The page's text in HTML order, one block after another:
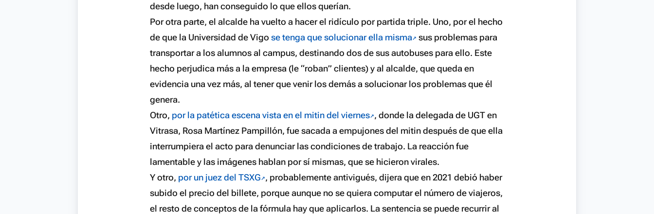
desde luego, han conseguido lo que ellos querían.
Por otra parte, el alcalde ha vuelto a hacer el ridículo por partida triple. Uno, por el hecho
de que la Universidad de Vigo se tenga que solucionar ella misma
sus problemas para
transportar a los alumnos al campus, destinando dos de sus autobuses para ello. Este
hecho perjudica más a la empresa (le “roban” clientes) y al alcalde, que queda en
evidencia una vez más, al tener que venir los demás a solucionar los problemas que él
genera.
Otro, por la patética escena vista en el mitin del viernes , donde la delegada de UGT en
Vitrasa, Rosa Martínez Pampillón, fue sacada a empujones del mitin después de que ella
interrumpiera el acto para denunciar las condiciones de trabajo. La reacción fue
lamentable y las imágenes hablan por sí mismas, que se hicieron virales.
Y otro, por un juez del TSXG , probablemente antivigués, dijera que en 2021 debió haber
subido el precio del billete, porque aunque no se quiera computar el número de viajeros,
el resto de conceptos de la fórmula hay que aplicarlos. La sentencia se puede recurrir al